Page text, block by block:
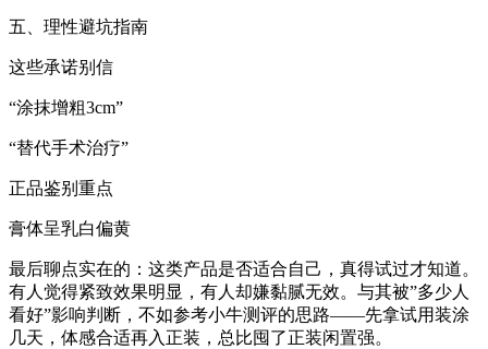
五、理性避坑指南
‌这些承诺别信‌
“涂抹增粗3cm”
“替代手术治疗”
‌正品鉴别重点‌
膏体呈乳白偏黄
‌最后聊点实在的‌：这类产品是否适合自己，真得试过才知道。
有人觉得紧致效果明显，有人却嫌黏腻无效。与其被”多少人
看好”影响判断，不如参考小牛测评的思路——先拿试用装涂
几天，体感合适再入正装，总比囤了正装闲置强。